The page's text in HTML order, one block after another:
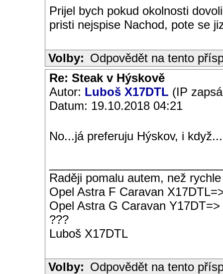
Prijel bych pokud okolnosti
pristi nejspise Nachod, pote se
Volby: Odpovědět na tento
Re: Steak v Hýskově
Autor: Luboš X17DTL (IP
Datum: 19.10.2018 04:21
No...já preferuju Hýskov, i
Raději pomalu autem, než
Opel Astra F Caravan
Opel Astra G Caravan Y17DT=>
???
Luboš X17DTL
Volby: Odpovědět na tento